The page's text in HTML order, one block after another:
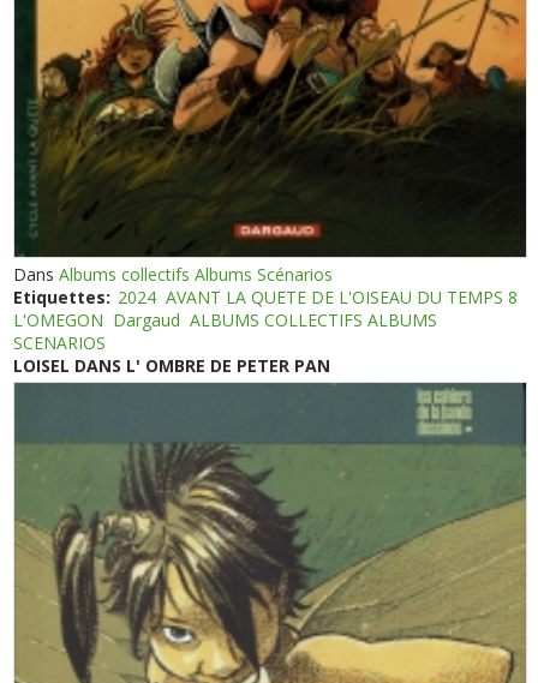
DansAlbums collectifs Albums Scénarios
Etiquettes: 2024 AVANT LA QUETE DE L'OISEAU DU TEMPS 8
L'OMEGON Dargaud ALBUMS COLLECTIFS ALBUMS
SCENARIOS
LOISEL DANS L' OMBRE DE PETER PAN